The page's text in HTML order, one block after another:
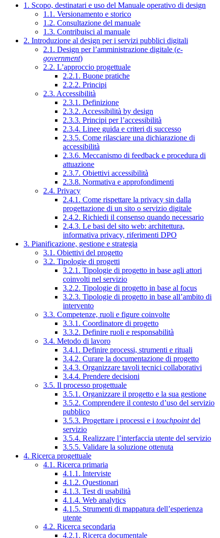
1. Scopo, destinatari e uso del Manuale operativo di design
1.1. Versionamento e storico
1.2. Consultazione del manuale
1.3. Contribuisci al manuale
2. Introduzione al design per i servizi pubblici digitali
2.1. Design per l’amministrazione digitale (e-
government)
2.2. L’approccio progettuale
2.2.1. Buone pratiche
2.2.2. Principi
2.3. Accessibilità
2.3.1. Definizione
2.3.2. Accessibilità by design
2.3.3. Principi per l’accessibilità
2.3.4. Linee guida e criteri di successo
2.3.5. Come rilasciare una dichiarazione di
accessibilità
2.3.6. Meccanismo di feedback e procedura di
attuazione
2.3.7. Obiettivi accessibilità
2.3.8. Normativa e approfondimenti
2.4. Privacy
2.4.1. Come rispettare la privacy sin dalla
progettazione di un sito o servizio digitale
2.4.2. Richiedi il consenso quando necessario
2.4.3. Le basi del sito web: architettura,
informativa privacy, riferimenti DPO
3. Pianificazione, gestione e strategia
3.1. Obiettivi del progetto
3.2. Tipologie di progetti
3.2.1. Tipologie di progetto in base agli attori
coinvolti nel servizio
3.2.2. Tipologie di progetto in base al focus
3.2.3. Tipologie di progetto in base all’ambito di
intervento
3.3. Competenze, ruoli e figure coinvolte
3.3.1. Coordinatore di progetto
3.3.2. Definire ruoli e responsabilità
3.4. Metodo di lavoro
3.4.1. Definire processi, strumenti e rituali
3.4.2. Curare la documentazione di progetto
3.4.3. Organizzare tavoli tecnici collaborativi
3.4.4. Prendere decisioni
3.5. Il processo progettuale
3.5.1. Organizzare il progetto e la sua gestione
3.5.2. Comprendere il contesto d’uso del servizio
pubblico
3.5.3. Progettare i processi e i touchpointdel
servizio
3.5.4. Realizzare l’interfaccia utente del servizio
3.5.5. Validare la soluzione ottenuta
4. Ricerca progettuale
4.1. Ricerca primaria
4.1.1. Interviste
4.1.2. Questionari
4.1.3. Test di usabilità
4.1.4. Web analytics
4.1.5. Strumenti di mappatura dell’esperienza
utente
4.2. Ricerca secondaria
4.2.1. Ricerca documentale